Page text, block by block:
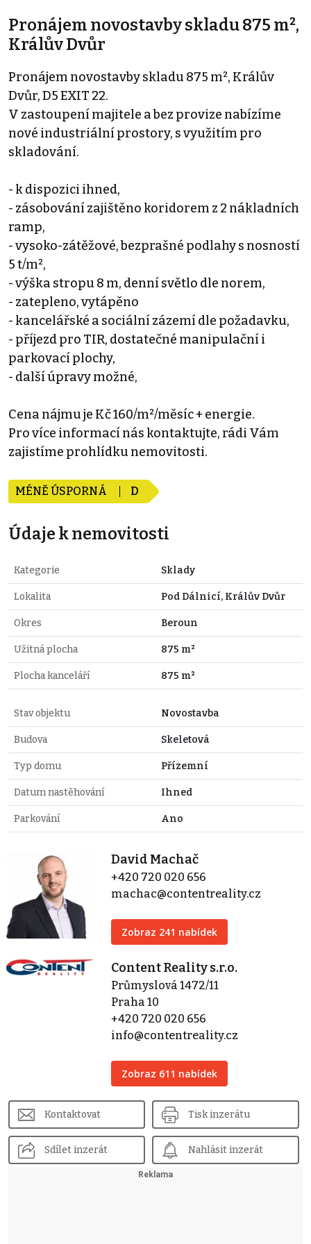
Pronájem novostavby skladu 875 m²,
Králův Dvůr
Pronájem novostavby skladu 875 m², Králův
Dvůr, D5 EXIT 22.
V zastoupení majitele a bez provize nabízíme
nové industriální prostory, s využitím pro
skladování.
- k dispozici ihned,
- zásobování zajištěno koridorem z 2 nákladních
ramp,
- vysoko-zátěžové, bezprašné podlahy s nosností
5 t/m²,
- výška stropu 8 m, denní světlo dle norem,
- zatepleno, vytápěno
- kancelářské a sociální zázemí dle požadavku,
- příjezd pro TIR, dostatečné manipulační i
parkovací plochy,
- další úpravy možné,
Cena nájmu je Kč 160/m²/měsíc + energie.
Pro více informací nás kontaktujte, rádi Vám
zajistíme prohlídku nemovitosti.
MÉNĚ ÚSPORNÁ D
Údaje k nemovitosti
Kategorie Sklady
Lokalita Pod Dálnicí, Králův Dvůr
Okres Beroun
Užitná plocha 875 m²
Plocha kanceláří 875 m²
Stav objektu Novostavba
Budova Skeletová
Typ domu Přízemní
Datum nastěhování Ihned
Parkování Ano
David Machač
+420 720 020 656
machac@contentreality.cz
Zobraz 241 nabídek
Content Reality s.r.o.
Průmyslová 1472/11
Praha 10
+420 720 020 656
info@contentreality.cz
Zobraz 611 nabídek
Kontaktovat Tisk inzerátu
Sdílet inzerát Nahlásit inzerát